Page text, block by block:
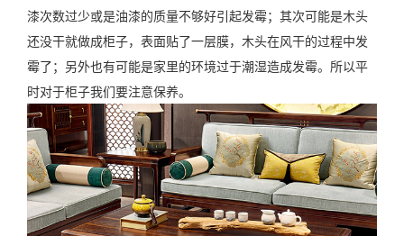
漆次数过少或是油漆的质量不够好引起发霉；其次可能是木头
还没干就做成柜子，表面贴了一层膜，木头在风干的过程中发
霉了；另外也有可能是家里的环境过于潮湿造成发霉。所以平
时对于柜子我们要注意保养。